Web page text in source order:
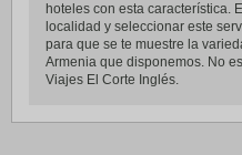
hoteles con esta característica.
localidad y seleccionar este
para que se te muestre la
Armenia que disponemos. No
Viajes El Corte Inglés.